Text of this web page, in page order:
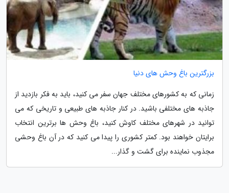
بزرگترین باغ وحش های دنیا
زمانی که به کشورهای مختلف جهان سفر می کنید، باید به فکر بازدید از
جاذبه های مختلفی باشید. در کنار جاذبه های طبیعی و تاریخی که می
توانید در شهرهای مختلف کاوش کنید، باغ وحش ها برترین انتخاب
برایتان خواهند بود. کمتر کشوری را پیدا می کنید که در آن باغ وحشی
مجذوب نماینده برای گشت و گذار...